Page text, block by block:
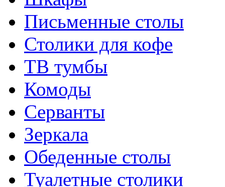
Письменные столы
Столики для кофе
ТВ тумбы
Комоды
Серванты
Зеркала
Обеденные столы
Туалетные столики